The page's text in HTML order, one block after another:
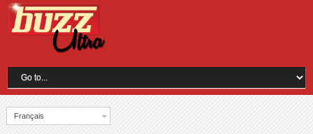
Français